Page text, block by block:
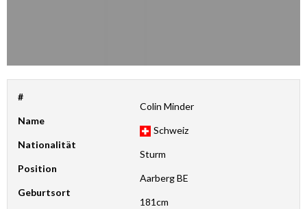
#
Name
Colin Minder
Nationalität
Schweiz
Position
Sturm
Geburtsort
Aarberg BE
181cm